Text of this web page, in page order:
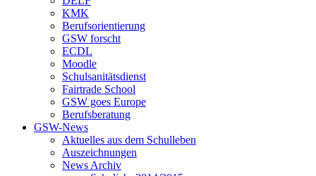
KMK
Berufsorientierung
GSW forscht
ECDL
Moodle
Schulsanitätsdienst
Fairtrade School
GSW goes Europe
Berufsberatung
GSW-News
Aktuelles aus dem Schulleben
Auszeichnungen
News Archiv